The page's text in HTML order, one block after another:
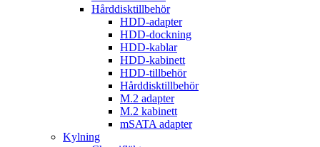
Hårddisktillbehör
HDD-adapter
HDD-dockning
HDD-kablar
HDD-kabinett
HDD-tillbehör
Hårddisktillbehör
M.2 adapter
M.2 kabinett
mSATA adapter
Kylning